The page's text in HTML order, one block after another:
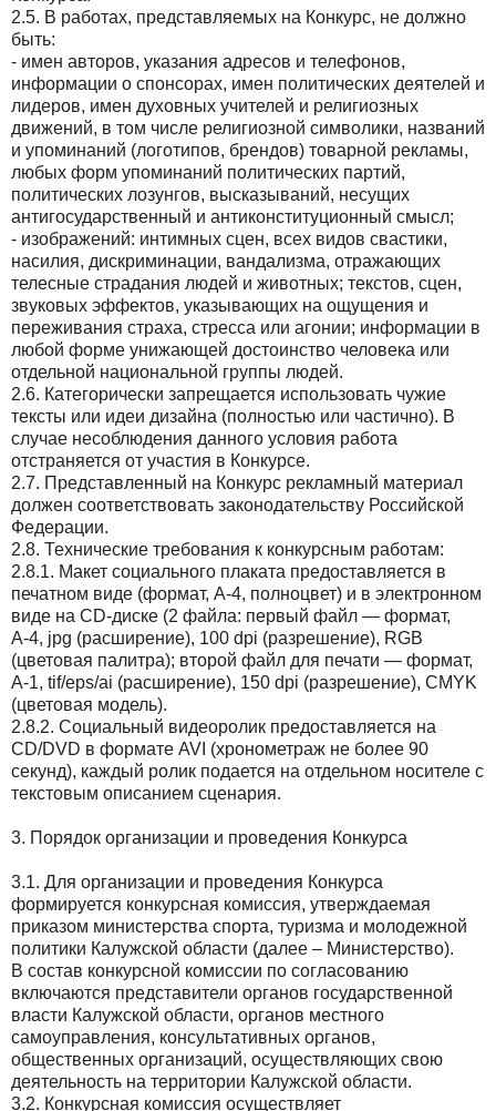
2.5. В работах, представляемых на Конкурс, не должно
быть:
- имен авторов, указания адресов и телефонов,
информации о спонсорах, имен политических деятелей и
лидеров, имен духовных учителей и религиозных
движений, в том числе религиозной символики, названий
и упоминаний (логотипов, брендов) товарной рекламы,
любых форм упоминаний политических партий,
политических лозунгов, высказываний, несущих
антигосударственный и антиконституционный смысл;
- изображений: интимных сцен, всех видов свастики,
насилия, дискриминации, вандализма, отражающих
телесные страдания людей и животных; текстов, сцен,
звуковых эффектов, указывающих на ощущения и
переживания страха, стресса или агонии; информации в
любой форме унижающей достоинство человека или
отдельной национальной группы людей.
2.6. Категорически запрещается использовать чужие
тексты или идеи дизайна (полностью или частично). В
случае несоблюдения данного условия работа
отстраняется от участия в Конкурсе.
2.7. Представленный на Конкурс рекламный материал
должен соответствовать законодательству Российской
Федерации.
2.8. Технические требования к конкурсным работам:
2.8.1. Макет социального плаката предоставляется в
печатном виде (формат, А-4, полноцвет) и в электронном
виде на CD-диске (2 файла: первый файл — формат,
А-4, jpg (расширение), 100 dpi (разрешение), RGB
(цветовая палитра); второй файл для печати — формат,
А-1, tif/eps/ai (расширение), 150 dpi (разрешение), CMYK
(цветовая модель).
2.8.2. Социальный видеоролик предоставляется на
СD/DVD в формате AVI (хронометраж не более 90
секунд), каждый ролик подается на отдельном носителе с
текстовым описанием сценария.
3. Порядок организации и проведения Конкурса
3.1. Для организации и проведения Конкурса
формируется конкурсная комиссия, утверждаемая
приказом министерства спорта, туризма и молодежной
политики Калужской области (далее – Министерство).
В состав конкурсной комиссии по согласованию
включаются представители органов государственной
власти Калужской области, органов местного
самоуправления, консультативных органов,
общественных организаций, осуществляющих свою
деятельность на территории Калужской области.
3.2. Конкурсная комиссия осуществляет